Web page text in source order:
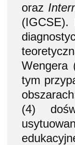
oraz
(IGCSE).
Wengera
tym
(4)